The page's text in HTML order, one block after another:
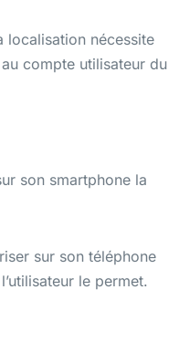
localisation nécessite
compte utilisateur du
son smartphone la
sur son téléphone
le permet.